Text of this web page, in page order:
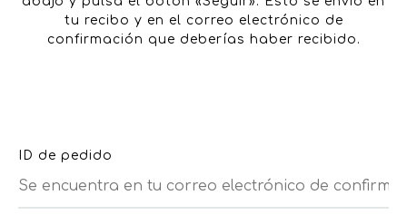
tu recibo y en el correo electrónico de
confirmación que deberías haber recibido.
ID de pedido